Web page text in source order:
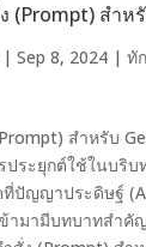
(Prompt) สำห
| Sep 8, 2024| ทั
สำหรับ
ประยุกต์ใช้ในบริบ
ปัญญาประดิษฐ์
ข้ามามีบทบาทสำคั